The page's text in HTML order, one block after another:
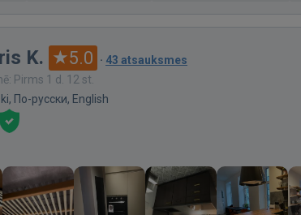
K. 5.0 · 43 atsauksmes
Pirms 1 d. 12 st.
По-русски, English